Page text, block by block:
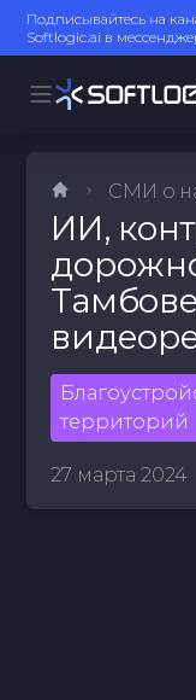
Подписывайтесь на
Softlogic.ai в
СМИ о
ИИ,
территорий
27 марта 2024